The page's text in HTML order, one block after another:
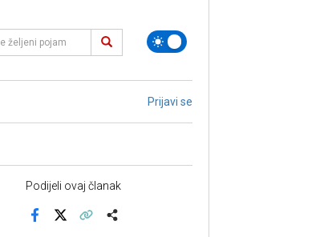
Prijavi se
Podijeli ovaj članak